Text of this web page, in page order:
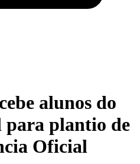
alunos do
plantio de
Oficial